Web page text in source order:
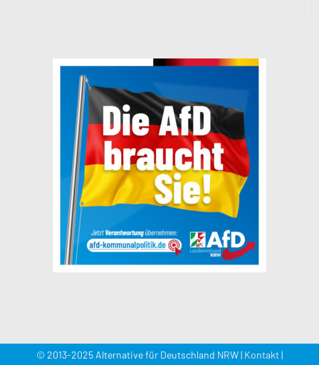
© 2013-2025 Alternative für Deutschland NRW | Kontakt|